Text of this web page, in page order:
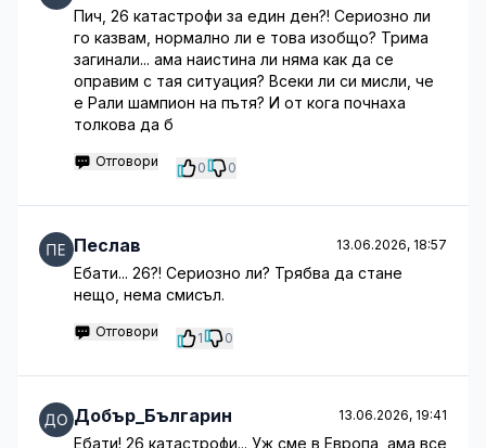
Пич, 26 катастрофи за един ден?! Сериозно ли
го казвам, нормално ли е това изобщо? Трима
загинали... ама наистина ли няма как да се
оправим с тая ситуация? Всеки ли си мисли, че
е Рали шампион на пътя? И от кога почнаха
толкова да б
Отговори 0 0
Песлав 13.06.2026, 18:57
Ебати... 26?! Сериозно ли? Трябва да стане
нещо, нема смисъл.
Отговори 1 0
Добър_Българин 13.06.2026, 19:41
Ебати! 26 катастрофи... Уж сме в Европа, ама все